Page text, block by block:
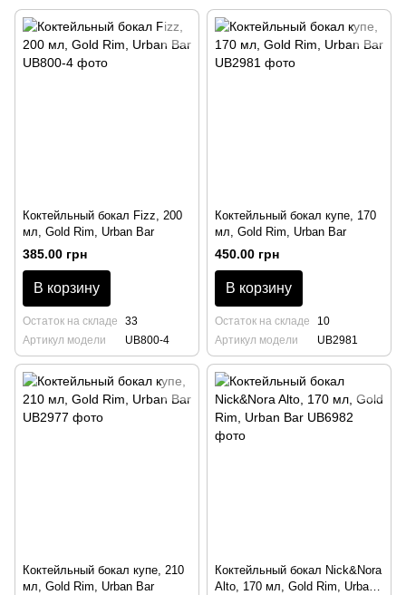
Коктейльный бокал Fizz, 200
мл, Gold Rim, Urban Bar
385.00 грн
В корзину
Остаток на складе
33
Артикул модели
UB800-4
Коктейльный бокал купе, 170
мл, Gold Rim, Urban Bar
450.00 грн
В корзину
Остаток на складе
10
Артикул модели
UB2981
Коктейльный бокал купе, 210
мл, Gold Rim, Urban Bar
Коктейльный бокал Nick&Nora
Alto, 170 мл, Gold Rim, Urban